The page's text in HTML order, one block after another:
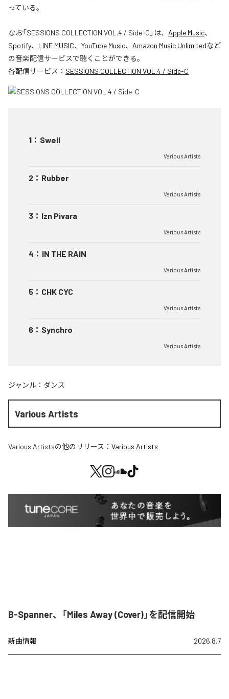
っている。
なお「SESSIONS COLLECTION VOL.4 / Side-C 」は、 Apple Music、
Spotify、 LINE MUSIC、 YouTube Music、 Amazon Music Unlimitedなど
の音楽配信サービスで聴くことができる。
各配信サービス： SESSIONS COLLECTION VOL.4 / Side-C
1 ： Swell
Various Artists
2 ： Rubber
Various Artists
3 ： Izn Pivara
Various Artists
4 ： IN THE RAIN
Various Artists
5 ： CHK CYC
Various Artists
6 ： Synchro
Various Artists
ジャンル： ダンス
Various Artists
Various Artistsの他のリリース： Various Artists
B-Spanner、「Miles Away (Cover)」を配信開始
新曲情報 2026.8.7